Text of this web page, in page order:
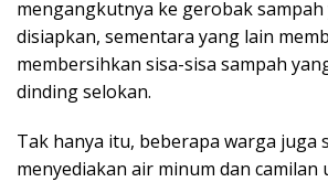
mengangkutnya ke gerobak
disiapkan, sementara yang lain
membersihkan sisa-sisa sampah
dinding selokan.
Tak hanya itu, beberapa warga juga
menyediakan air minum dan